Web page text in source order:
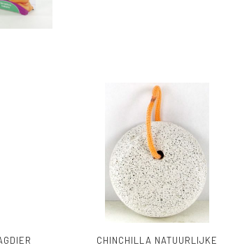
CHINCHILLA NATUURLIJKE